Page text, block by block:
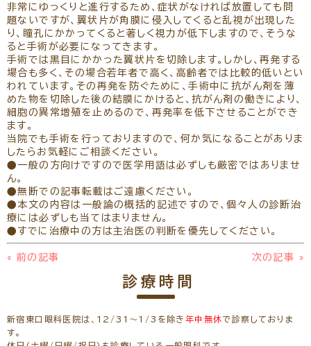
非常にゆっくりと進行するため、症状がなければ放置しても問
題ないですが、翼状片が角膜に侵入してくると乱視が出現した
り、瞳孔にかかってくると著しく視力が低下しますので、そうな
ると手術が必要になってきます。
手術では黒目にかかった翼状片を切除します。しかし、再発する
場合も多く、その場合若年者で高く、高齢者では比較的低いとい
われています。その再発を防ぐために、手術中に抗がん剤を薄
めた物を切除した後の結膜にかけると、抗がん剤の働きにより、
細胞の異常増殖を止めるので、再発率を低下させることができ
ます。
当院でも手術を行っておりますので、何か気になることがありま
したらお気軽にご相談ください。
●一般の方向けですので医学用語は必ずしも厳密ではありませ
ん。
●無断での記事転載はご遠慮ください。
●本文の内容は一般論の概括的記述ですので、個々人の診断治
療には必ずしも当てはまりません。
●すでに治療中の方は主治医の判断を優先してください。
« 前の記事 次の記事 »
診療時間
新宿東口眼科医院は、12/31～1/3を除き 年中無休で診察しておりま
す。